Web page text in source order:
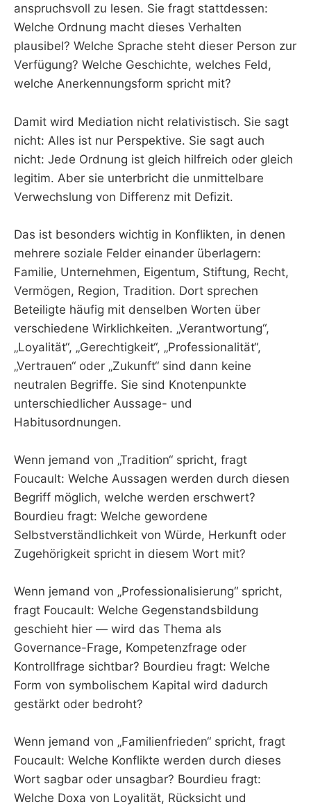
anspruchsvoll zu lesen. Sie fragt stattdessen:
Welche Ordnung macht dieses Verhalten
plausibel? Welche Sprache steht dieser Person zur
Verfügung? Welche Geschichte, welches Feld,
welche Anerkennungsform spricht mit?
Damit wird Mediation nicht relativistisch. Sie sagt
nicht: Alles ist nur Perspektive. Sie sagt auch
nicht: Jede Ordnung ist gleich hilfreich oder gleich
legitim. Aber sie unterbricht die unmittelbare
Verwechslung von Differenz mit Defizit.
Das ist besonders wichtig in Konflikten, in denen
mehrere soziale Felder einander überlagern:
Familie, Unternehmen, Eigentum, Stiftung, Recht,
Vermögen, Region, Tradition. Dort sprechen
Beteiligte häufig mit denselben Worten über
verschiedene Wirklichkeiten. „Verantwortung“,
„Loyalität“, „Gerechtigkeit“, „Professionalität“,
„Vertrauen“ oder „Zukunft“ sind dann keine
neutralen Begriffe. Sie sind Knotenpunkte
unterschiedlicher Aussage- und
Habitusordnungen.
Wenn jemand von „Tradition“ spricht, fragt
Foucault: Welche Aussagen werden durch diesen
Begriff möglich, welche werden erschwert?
Bourdieu fragt: Welche gewordene
Selbstverständlichkeit von Würde, Herkunft oder
Zugehörigkeit spricht in diesem Wort mit?
Wenn jemand von „Professionalisierung“ spricht,
fragt Foucault: Welche Gegenstandsbildung
geschieht hier — wird das Thema als
Governance-Frage, Kompetenzfrage oder
Kontrollfrage sichtbar? Bourdieu fragt: Welche
Form von symbolischem Kapital wird dadurch
gestärkt oder bedroht?
Wenn jemand von „Familienfrieden“ spricht, fragt
Foucault: Welche Konflikte werden durch dieses
Wort sagbar oder unsagbar? Bourdieu fragt:
Welche Doxa von Loyalität, Rücksicht und